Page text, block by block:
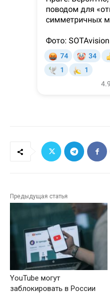
Предыдущая статья
YouTube могут
заблокировать в России